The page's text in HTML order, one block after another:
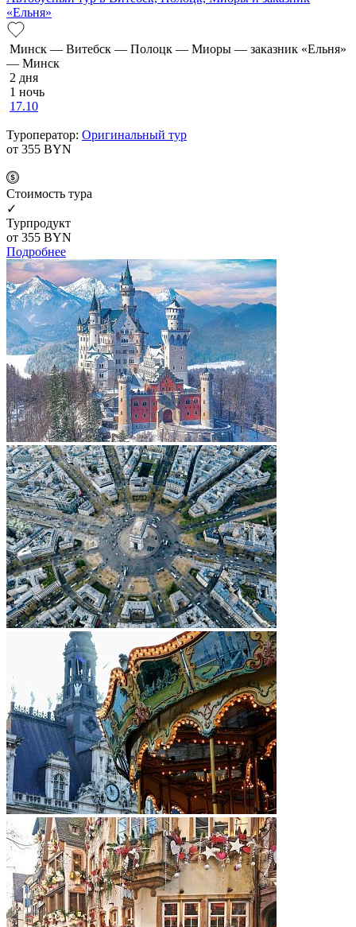
«Ельня»
Минск — Витебск — Полоцк — Миоры — заказник «Ельня»
— Минск
2 дня
1 ночь
17.10
Туроператор: Оригинальный тур
от 355 BYN
Cтоимость тура
✓
Турпродукт
от 355 BYN
Подробнее